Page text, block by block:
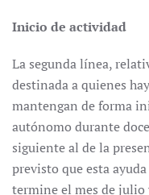
Inicio de actividad
La segunda línea,
destinada a quienes
mantengan de forma
autónomo durante
siguiente al de la
previsto que esta
termine el mes de julio